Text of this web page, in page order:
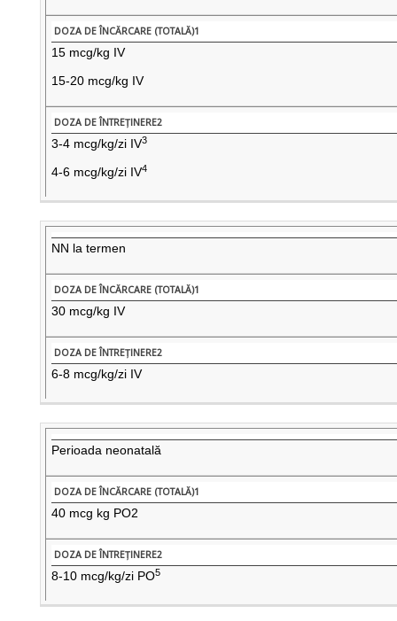
15 mcg/kg IV
15-20 mcg/kg IV
3-4 mcg/kg/zi IV3
4-6 mcg/kg/zi IV4
NN la termen
30 mcg/kg IV
6-8 mcg/kg/zi IV
Perioada neonatală
40 mcg kg PO2
8-10 mcg/kg/zi PO5